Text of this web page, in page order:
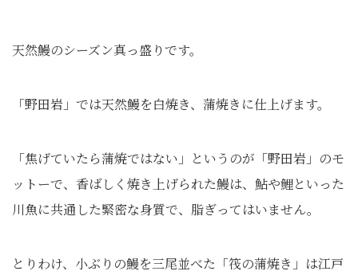
天然鰻のシーズン真っ盛りです。
「野田岩」では天然鰻を白焼き、蒲焼きに仕上げます。
「焦げていたら蒲焼ではない」というのが「野田岩」のモ
ットーで、香ばしく焼き上げられた鰻は、鮎や鯉といった
川魚に共通した緊密な身質で、脂ぎってはいません。
とりわけ、小ぶりの鰻を三尾並べた「筏の蒲焼き」は江戸